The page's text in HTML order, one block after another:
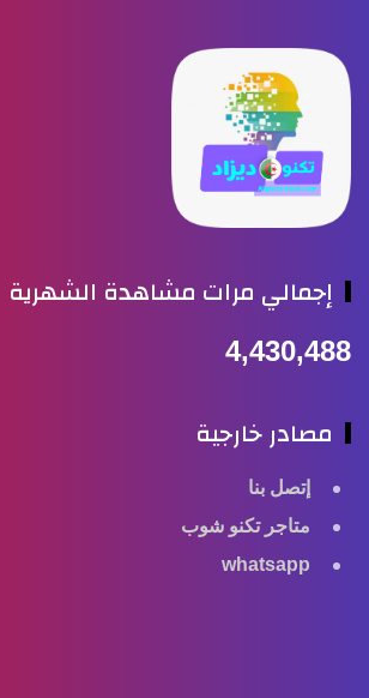
إجمالي مرات مشاهدة الشهرية
مصادر خارجية
إتصل بنا
متاجر تكنو شوب
whatsapp